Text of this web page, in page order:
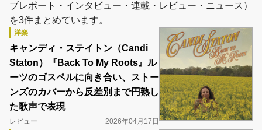
ブレポート・インタビュー・連載・レビュー・ニュース）
を3件まとめています。
洋楽
キャンディ・ステイトン（Candi
Staton）『Back To My Roots』ル
ーツのゴスペルに向き合い、ストー
ンズのカバーから反差別まで円熟し
た歌声で表現
レビュー
2026年04月17日